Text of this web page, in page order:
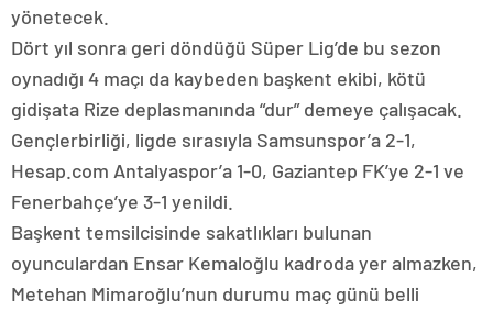
yönetecek.
Dört yıl sonra geri döndüğü Süper Lig’de bu sezon
oynadığı 4 maçı da kaybeden başkent ekibi, kötü
gidişata Rize deplasmanında “dur” demeye çalışacak.
Gençlerbirliği, ligde sırasıyla Samsunspor’a 2-1,
Hesap.com Antalyaspor’a 1-0, Gaziantep FK’ye 2-1 ve
Fenerbahçe’ye 3-1 yenildi.
Başkent temsilcisinde sakatlıkları bulunan
oyunculardan Ensar Kemaloğlu kadroda yer almazken,
Metehan Mimaroğlu’nun durumu maç günü belli